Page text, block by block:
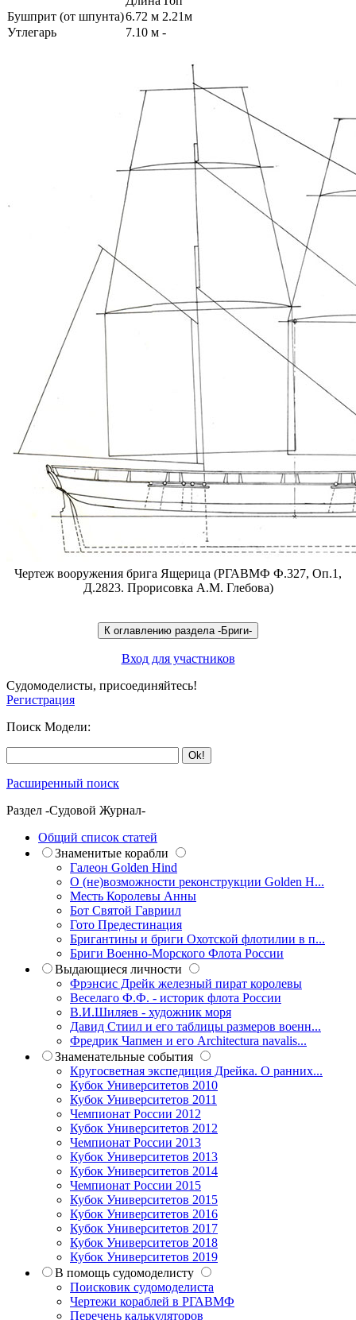
Бушприт (от шпунта)6.72 м 2.21м
Утлегарь
7.10 м -
Чертеж вооружения брига Ящерица (РГАВМФ Ф.327, Оп.1,
Д.2823. Прорисовка А.М. Глебова)
Вход для участников
Судомоделисты, присоединяйтесь!
Регистрация
Поиск Модели:
Расширенный поиск
Раздел -Судовой Журнал-
Общий список статей
Знаменитые корабли
Галеон Golden Hind
О (не)возможности реконструкции Golden H...
Месть Королевы Анны
Бот Святой Гавриил
Гото Предестинация
Бригантины и бриги Охотской флотилии в п...
Бриги Военно-Морского Флота России
Выдающиеся личности
Фрэнсис Дрейк железный пират королевы
Веселаго Ф.Ф. - историк флота России
В.И.Шиляев - художник моря
Давид Стиил и его таблицы размеров военн...
Фредрик Чапмен и его Architectura navalis...
Знаменательные события
Кругосветная экспедиция Дрейка. О ранних...
Кубок Университетов 2010
Кубок Университетов 2011
Чемпионат России 2012
Кубок Университетов 2012
Чемпионат России 2013
Кубок Университетов 2013
Кубок Университетов 2014
Чемпионат России 2015
Кубок Университетов 2015
Кубок Университетов 2016
Кубок Университетов 2017
Кубок Университетов 2018
Кубок Университетов 2019
В помощь судомоделисту
Поисковик судомоделиста
Чертежи кораблей в РГАВМФ
Перечень калькуляторов